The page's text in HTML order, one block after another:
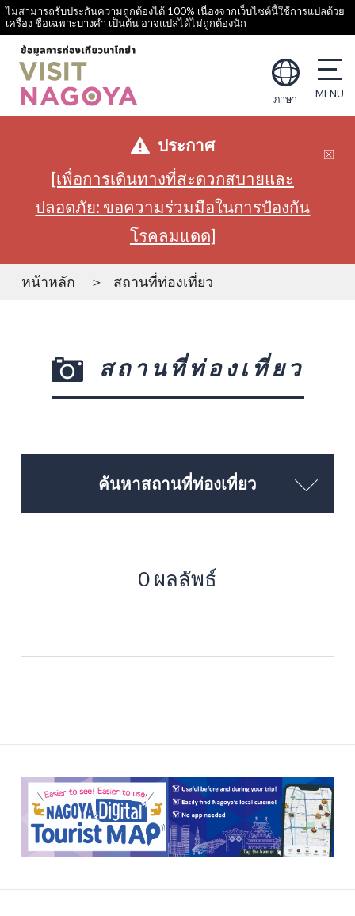
ไม่สามารถรับประกันความถูกต้องได้ 100% เนื่องจากเว็บไซต์นี้ใช้การแปลด้วย
เครื่อง ชื่อเฉพาะบางคำ เป็นต้น อาจแปลได้ไม่ถูกต้องนัก
ภาษา
ประกาศ
[เพื่อการเดินทางที่สะดวกสบายและ
ปลอดภัย: ขอความร่วมมือในการป้องกัน
โรคลมแดด]
หน้าหลัก สถานที่ท่องเที่ยว
สถานที่ท่องเที่ยว
ค้นหาสถานที่ท่องเที่ยว
0 ผลลัพธ์